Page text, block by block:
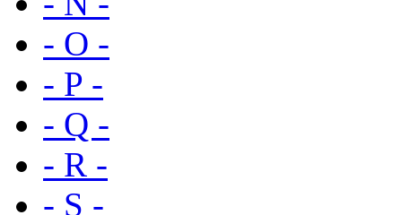
- O -
- P -
- Q -
- R -
- S -